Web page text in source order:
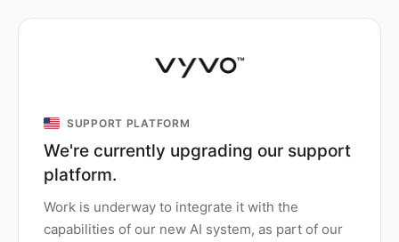
SUPPORT PLATFORM
We're currently upgrading our support
platform.
Work is underway to integrate it with the
capabilities of our new AI system, as part of our